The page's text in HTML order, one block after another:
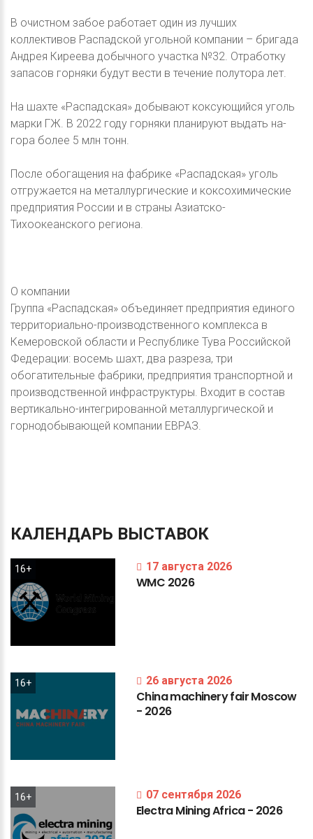
В очистном забое работает один из лучших
коллективов Распадской угольной компании – бригада
Андрея Киреева добычного участка №32. Отработку
запасов горняки будут вести в течение полутора лет.
На шахте «Распадская» добывают коксующийся уголь
марки ГЖ. В 2022 году горняки планируют выдать на-
гора более 5 млн тонн.
После обогащения на фабрике «Распадская» уголь
отгружается на металлургические и коксохимические
предприятия России и в страны Азиатско-
Тихоокеанского региона.
О компании
Группа «Распадская» объединяет предприятия единого
территориально-производственного комплекса в
Кемеровской области и Республике Тува Российской
Федерации: восемь шахт, два разреза, три
обогатительные фабрики, предприятия транспортной и
производственной инфраструктуры. Входит в состав
вертикально-интегрированной металлургической и
горнодобывающей компании ЕВРАЗ.
КАЛЕНДАРЬ ВЫСТАВОК
16+ 17 августа 2026
WMC 2026
16+ 26 августа 2026
ChinamachineryfairMoscow
- 2026
16+ 07 сентября 2026
ElectraMiningAfrica- 2026